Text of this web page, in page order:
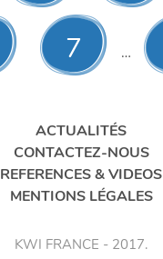
7 …
ACTUALITÉS
CONTACTEZ-NOUS
REFERENCES & VIDEOS
MENTIONS LÉGALES
KWI FRANCE - 2017.